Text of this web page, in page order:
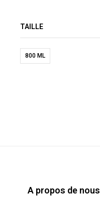
TAILLE
800 ML
A propos de nous